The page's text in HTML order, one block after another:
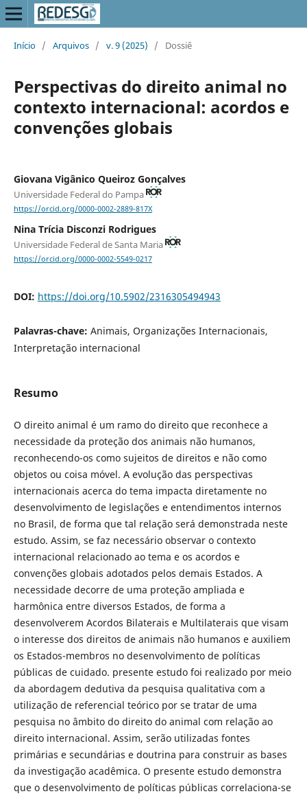
Início / Arquivos / v. 9 (2025) / Dossiê
Perspectivas do direito animal no
contexto internacional: acordos e
convenções globais
Giovana Vigânico Queiroz Gonçalves
Universidade Federal do Pampa
https://orcid.org/0000-0002-2889-817X
Nina Trícia Disconzi Rodrigues
Universidade Federal de Santa Maria
https://orcid.org/0000-0002-5549-0217
DOI: https://doi.org/10.5902/2316305494943
Palavras-chave: Animais, Organizações Internacionais,
Interpretação internacional
Resumo
O direito animal é um ramo do direito que reconhece a
necessidade da proteção dos animais não humanos,
reconhecendo-os como sujeitos de direitos e não como
objetos ou coisa móvel. A evolução das perspectivas
internacionais acerca do tema impacta diretamente no
desenvolvimento de legislações e entendimentos internos
no Brasil, de forma que tal relação será demonstrada neste
estudo. Assim, se faz necessário observar o contexto
internacional relacionado ao tema e os acordos e
convenções globais adotados pelos demais Estados. A
necessidade decorre de uma proteção ampliada e
harmônica entre diversos Estados, de forma a
desenvolverem Acordos Bilaterais e Multilaterais que visam
o interesse dos direitos de animais não humanos e auxiliem
os Estados-membros no desenvolvimento de políticas
públicas de cuidado. presente estudo foi realizado por meio
da abordagem dedutiva da pesquisa qualitativa com a
utilização de referencial teórico por se tratar de uma
pesquisa no âmbito do direito do animal com relação ao
direito internacional. Assim, serão utilizadas fontes
primárias e secundárias e doutrina para construir as bases
da investigação acadêmica. O presente estudo demonstra
que o desenvolvimento de políticas públicas correlaciona-se